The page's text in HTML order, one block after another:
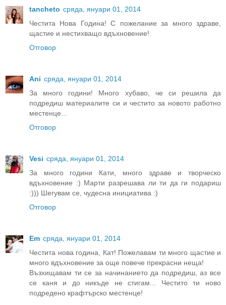
tancheto сряда, януари 01, 2014
Честита Нова Година! С пожелание за много здраве,
щастие и нестихващо вдъхновение!
Отговор
Ani сряда, януари 01, 2014
За много години! Много хубаво, че си решила да
подредиш материалите си и честито за новото работно
местенце...
Отговор
Vesi сряда, януари 01, 2014
За много години Кати, много здраве и творческо
вдъхновение :) Марти разрешава ли ти да ги подариш
:))) Шегувам се, чудесна инициатива :)
Отговор
Em сряда, януари 01, 2014
Честита нова година, Кат! Пожелавам ти много щастие и
много вдъхновение за още повече прекрасни неща!
Възхищавам ти се за начинанието да подредиш, аз все
се каня и до никъде не стигам... Честито ти ново
подредено крафтърско местенце!